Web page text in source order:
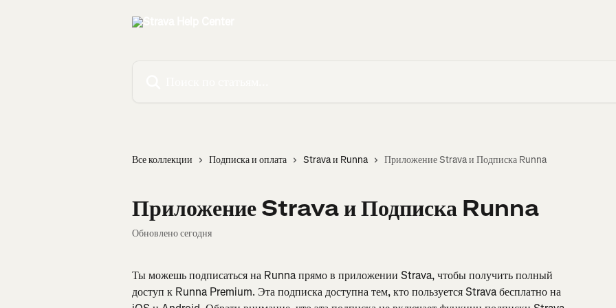
Все коллекции Подписка и оплата Strava и Runna Приложение Strava и Подписка Runna
Приложение Strava и Подписка Runna
Обновлено сегодня
Ты можешь подписаться на Runna прямо в приложении Strava, чтобы получить полный
доступ к Runna Premium. Эта подписка доступна тем, кто пользуется Strava бесплатно на